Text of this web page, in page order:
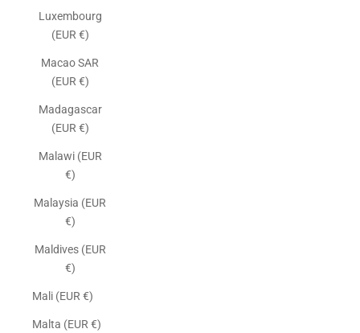
Luxembourg
(EUR €)
Macao SAR
(EUR €)
Madagascar
(EUR €)
Malawi (EUR
€)
Malaysia (EUR
€)
Maldives (EUR
€)
Mali (EUR €)
Malta (EUR €)